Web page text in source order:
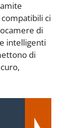
compatibili ci
di
intelligenti
di